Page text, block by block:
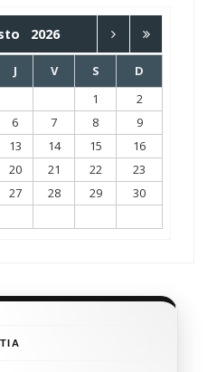
2026
J V S
D
1
2
6 7 8
9
13 14 15
16
20 21 22
23
27 28 29
30